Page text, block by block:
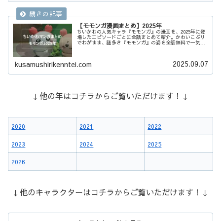
【モモンガ漫画まとめ】2025年
ちいかわの人気キャラ『モモンガ』の漫画を、2025年に登
場したエピソードごとに全話まとめて紹介。かわいこぶり
でわがまま、謎多き『モモンガ』の姿を全話無料で一気読
kusamushirikenntei.com 2025.09.07
↓他の年はコチラからご覧いただけます！↓
2020 2021 2022
2023 2024 2025
2026
↓他のキャラクターはコチラからご覧いただけます！↓